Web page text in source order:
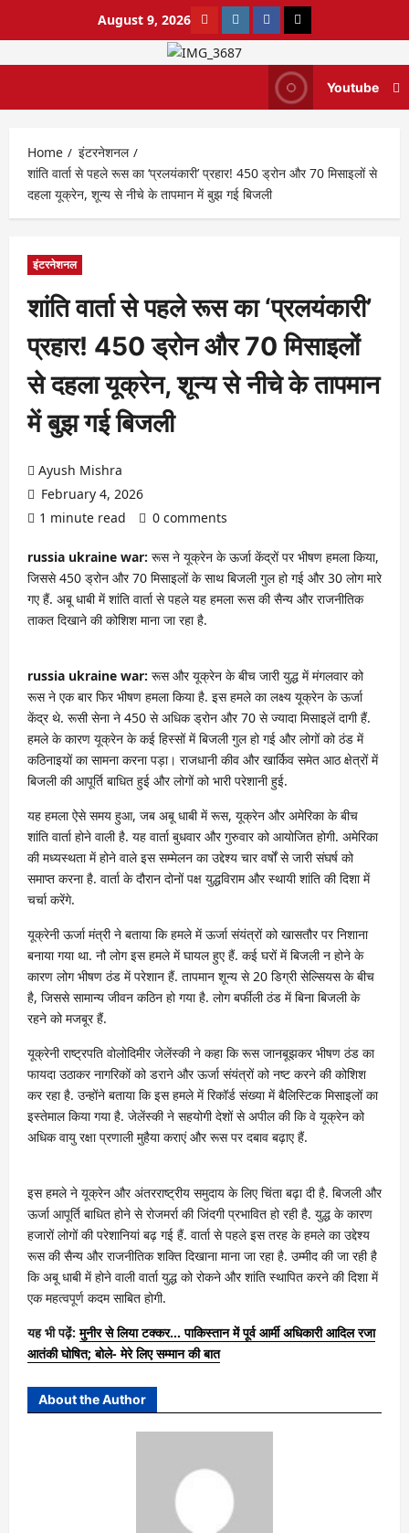
August 9, 2026
Youtube
Home
इंटरनेशनल
शांति वार्ता से पहले रूस का ‘प्रलयंकारी’ प्रहार! 450 ड्रोन और 70 मिसाइलों से
दहला यूक्रेन, शून्य से नीचे के तापमान में बुझ गई बिजली
इंटरनेशनल
शांति वार्ता से पहले रूस का ‘प्रलयंकारी’
प्रहार! 450 ड्रोन और 70 मिसाइलों
से दहला यूक्रेन, शून्य से नीचे के तापमान
में बुझ गई बिजली
Ayush Mishra
February 4, 2026
1 minute read
0 comments
russia ukraine war: रूस ने यूक्रेन के ऊर्जा केंद्रों पर भीषण हमला किया,
जिससे 450 ड्रोन और 70 मिसाइलों के साथ बिजली गुल हो गई और 30 लोग मारे
गए हैं. अबू धाबी में शांति वार्ता से पहले यह हमला रूस की सैन्य और राजनीतिक
ताकत दिखाने की कोशिश माना जा रहा है.
russia ukraine war: रूस और यूक्रेन के बीच जारी युद्ध में मंगलवार को
रूस ने एक बार फिर भीषण हमला किया है. इस हमले का लक्ष्य यूक्रेन के ऊर्जा
केंद्र थे. रूसी सेना ने 450 से अधिक ड्रोन और 70 से ज्यादा मिसाइलें दागी हैं.
हमले के कारण यूक्रेन के कई हिस्सों में बिजली गुल हो गई और लोगों को ठंड में
कठिनाइयों का सामना करना पड़ा। राजधानी कीव और खार्किव समेत आठ क्षेत्रों में
बिजली की आपूर्ति बाधित हुई और लोगों को भारी परेशानी हुई.
यह हमला ऐसे समय हुआ, जब अबू धाबी में रूस, यूक्रेन और अमेरिका के बीच
शांति वार्ता होने वाली है. यह वार्ता बुधवार और गुरुवार को आयोजित होगी. अमेरिका
की मध्यस्थता में होने वाले इस सम्मेलन का उद्देश्य चार वर्षों से जारी संघर्ष को
समाप्त करना है. वार्ता के दौरान दोनों पक्ष युद्धविराम और स्थायी शांति की दिशा में
चर्चा करेंगे.
यूक्रेनी ऊर्जा मंत्री ने बताया कि हमले में ऊर्जा संयंत्रों को खासतौर पर निशाना
बनाया गया था. नौ लोग इस हमले में घायल हुए हैं. कई घरों में बिजली न होने के
कारण लोग भीषण ठंड में परेशान हैं. तापमान शून्य से 20 डिग्री सेल्सियस के बीच
है, जिससे सामान्य जीवन कठिन हो गया है. लोग बर्फीली ठंड में बिना बिजली के
रहने को मजबूर हैं.
यूक्रेनी राष्ट्रपति वोलोदिमीर जेलेंस्की ने कहा कि रूस जानबूझकर भीषण ठंड का
फायदा उठाकर नागरिकों को डराने और ऊर्जा संयंत्रों को नष्ट करने की कोशिश
कर रहा है. उन्होंने बताया कि इस हमले में रिकॉर्ड संख्या में बैलिस्टिक मिसाइलों का
इस्तेमाल किया गया है. जेलेंस्की ने सहयोगी देशों से अपील की कि वे यूक्रेन को
अधिक वायु रक्षा प्रणाली मुहैया कराएं और रूस पर दबाव बढ़ाए हैं.
इस हमले ने यूक्रेन और अंतरराष्ट्रीय समुदाय के लिए चिंता बढ़ा दी है. बिजली और
ऊर्जा आपूर्ति बाधित होने से रोजमर्रा की जिंदगी प्रभावित हो रही है. युद्ध के कारण
हजारों लोगों की परेशानियां बढ़ गई हैं. वार्ता से पहले इस तरह के हमले का उद्देश्य
रूस की सैन्य और राजनीतिक शक्ति दिखाना माना जा रहा है. उम्मीद की जा रही है
कि अबू धाबी में होने वाली वार्ता युद्ध को रोकने और शांति स्थापित करने की दिशा में
एक महत्वपूर्ण कदम साबित होगी.
यह भी पढ़ेंं:मुनीर से लिया टक्कर… पाकिस्तान में पूर्व आर्मी अधिकारी आदिल रजा
आतंकी घोषित; बोले- मेरे लिए सम्मान की बात
About the Author